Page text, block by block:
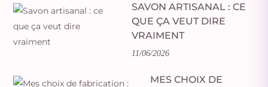
SAVON ARTISANAL : CE
QUE ÇA VEUT DIRE
VRAIMENT
11/06/2026
MES CHOIX DE